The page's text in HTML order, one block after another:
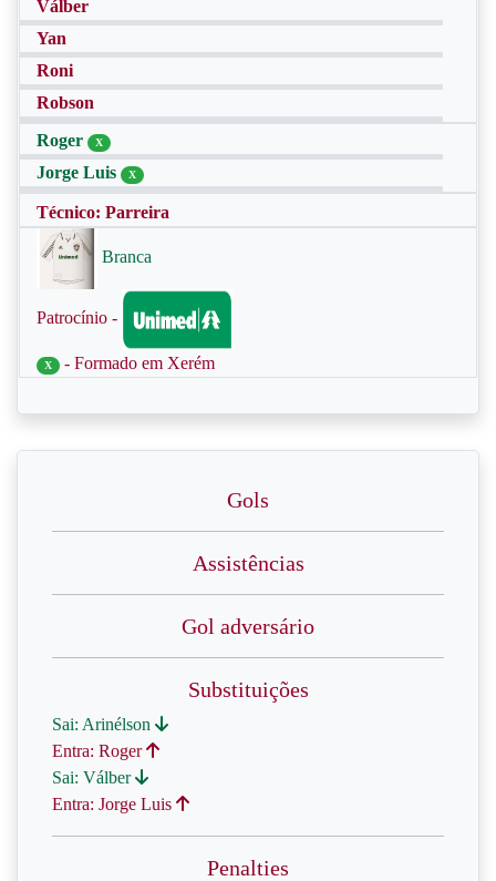
Válber
Yan
Roni
Robson
Roger
X
Jorge Luis X
Técnico: Parreira
Branca
Patrocínio -
X - Formado em Xerém
Gols
Assistências
Gol adversário
Substituições
Sai: Arinélson
Entra: Roger
Sai: Válber
Entra: Jorge Luis
Penalties